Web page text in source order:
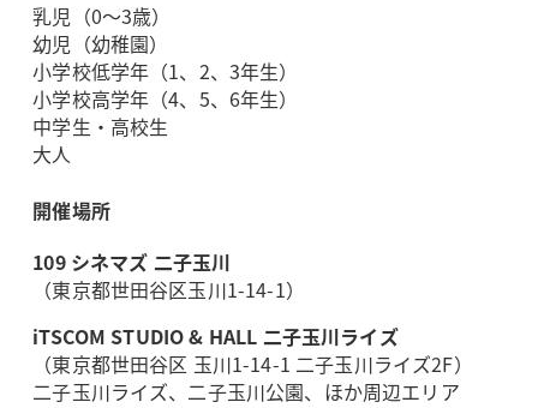
乳児（0～3歳）
幼児（幼稚園）
小学校低学年（1、2、3年生）
小学校高学年（4、5、6年生）
中学生・高校生
大人
開催場所
109 シネマズ 二子玉川
（東京都世田谷区玉川1-14-1）
iTSCOM STUDIO & HALL 二子玉川ライズ
（東京都世田谷区 玉川1-14-1 二子玉川ライズ2F）
二子玉川ライズ、二子玉川公園、ほか周辺エリア